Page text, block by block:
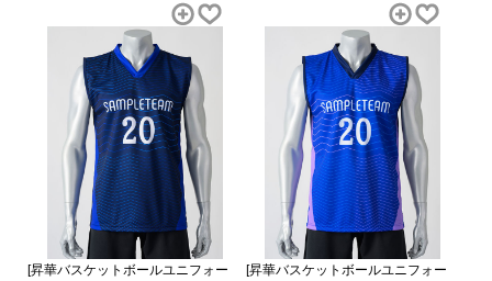
[昇華バスケットボールユニフォー
[昇華バスケットボールユニフォー